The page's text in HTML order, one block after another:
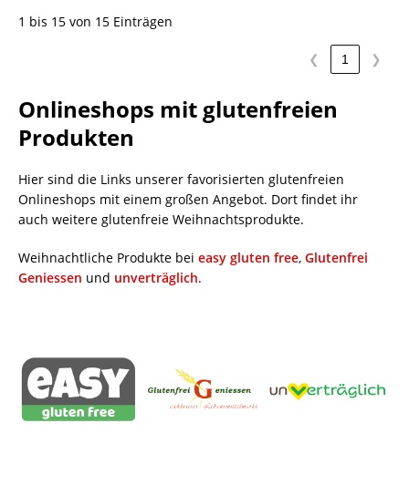
1 bis 15 von 15 Einträgen
❮ 1 ❯
Onlineshops mit glutenfreien
Produkten
Hier sind die Links unserer favorisierten glutenfreien
Onlineshops mit einem großen Angebot. Dort findet ihr
auch weitere glutenfreie Weihnachtsprodukte.
Weihnachtliche Produkte bei easy gluten free, Glutenfrei
Geniessen und unverträglich.